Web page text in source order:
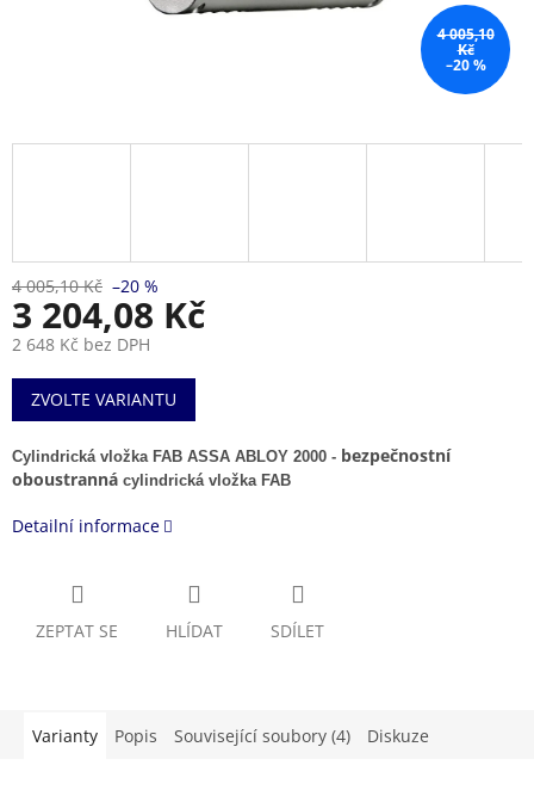
4 005,10
Kč
–20 %
4 005,10 Kč –20 %
3 204,08 Kč
2 648 Kč bez DPH
Měrná
cena:
ZVOLTE VARIANTU
Cylindrická vložka FAB ASSA ABLOY 2000 - bezpečnostní
oboustranná cylindrická vložka FAB
Detailní informace
ZEPTAT SE HLÍDAT SDÍLET
Varianty Popis Související soubory (4) Diskuze